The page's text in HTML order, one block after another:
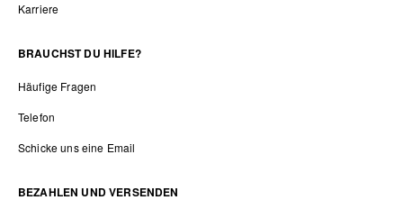
Karriere
BRAUCHST DU HILFE?
Häufige Fragen
Telefon
Schicke uns eine Email
BEZAHLEN UND VERSENDEN